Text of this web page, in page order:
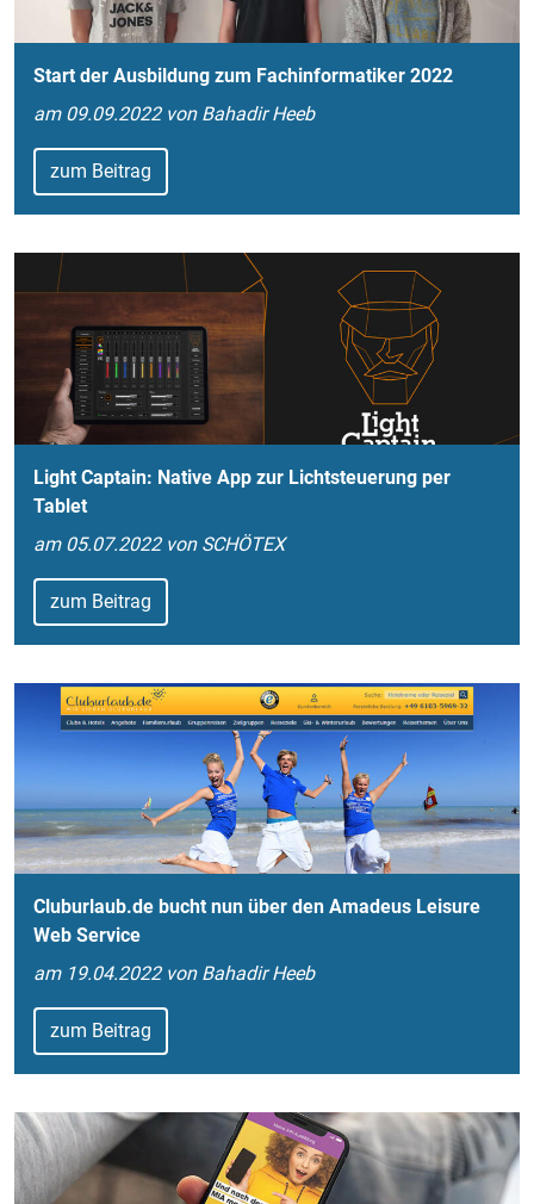
Start der Ausbildung zum Fachinformatiker 2022
am 09.09.2022 von Bahadir Heeb
zum Beitrag
Light Captain: Native App zur Lichtsteuerung per
Tablet
am 05.07.2022 von SCHÖTEX
zum Beitrag
Cluburlaub.de bucht nun über den Amadeus Leisure
Web Service
am 19.04.2022 von Bahadir Heeb
zum Beitrag